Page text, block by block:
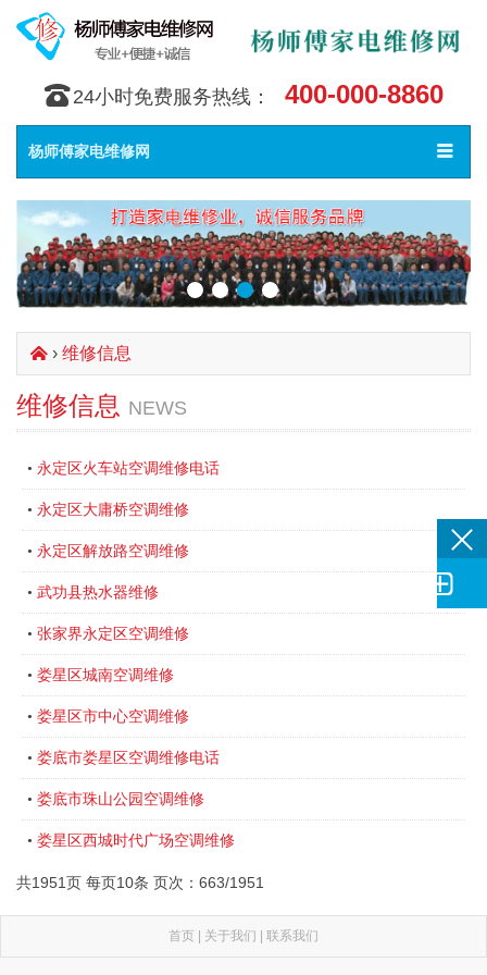
󰇯 24小时免费服务热线： 400-000-8860
Toggle
󰀥
杨师傅家电维修网
󰄫 › 维修信息
维修信息 NEWS
• 永定区火车站空调维修电话
• 永定区大庸桥空调维修
• 永定区解放路空调维修
• 武功县热水器维修
• 张家界永定区空调维修
• 娄星区城南空调维修
• 娄星区市中心空调维修
• 娄底市娄星区空调维修电话
• 娄底市珠山公园空调维修
• 娄星区西城时代广场空调维修
共1951页 每页10条 页次：663/1951
首页 | 关于我们 | 联系我们
